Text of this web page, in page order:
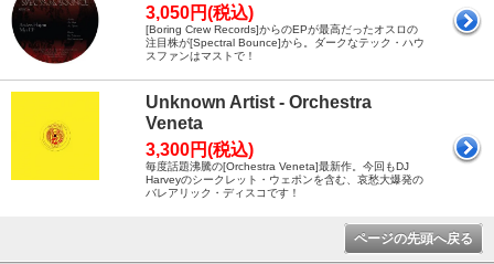
3,050円(税込)
[Boring Crew Records]からのEPが最高だったオスロの
注目株が[Spectral Bounce]から。ダークなテック・ハウ
スファンはマストで！
Unknown Artist - Orchestra
Veneta
3,300円(税込)
毎度話題沸騰の[Orchestra Veneta]最新作。今回もDJ
Harveyのシークレット・ウェポンを含む、哀愁大爆発の
バレアリック・ディスコです！
ページの先頭へ戻る